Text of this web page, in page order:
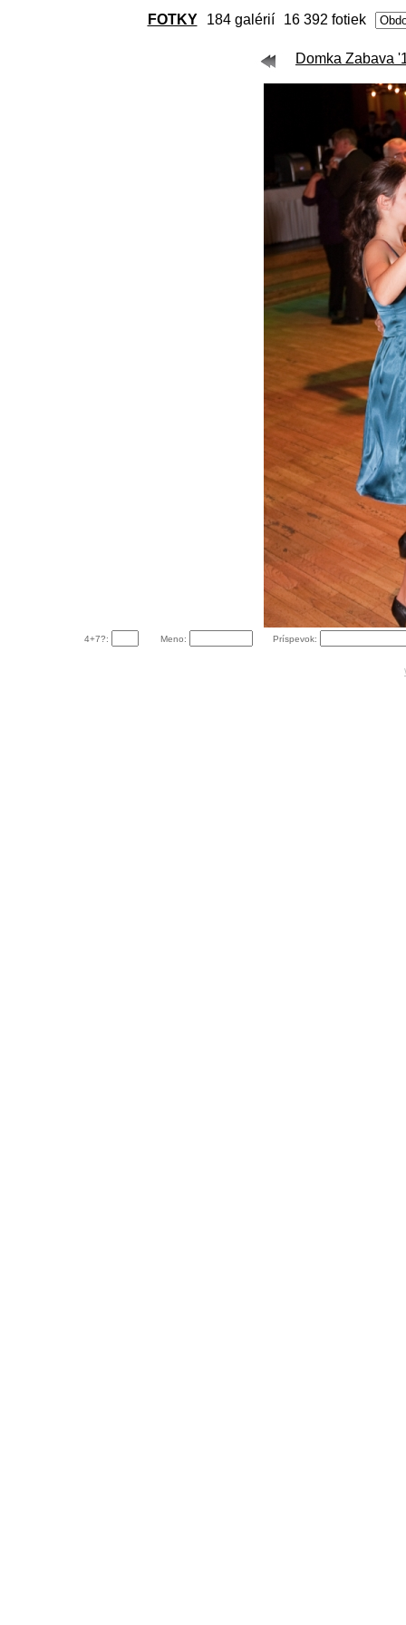
FOTKY 184 galérií 16 392 fotiek
Domka Zabava
4+7?: Meno: Príspevok: